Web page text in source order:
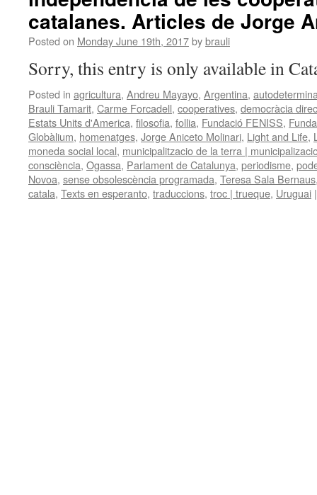
catalanes. Articles de Jorge
Posted on Monday June 19th, 2017bybrauli
Sorry, this entry is only available in
Posted in agricultura, Andreu Mayayo, Argentina,
Brauli Tamarit, Carme Forcadell, cooperatives, democràcia
Estats Units d'America, filosofia, follia, Fundació FENISS,
Globàlium, homenatges, Jorge Aniceto Molinari, Light and Life,
moneda social local, municipalitzacio de la terra |
consciència, Ogassa, Parlament de Catalunya, periodisme,
Novoa, sense obsolescència programada, Teresa Sala Bernaus
catala, Texts en esperanto, traduccions, troc | trueque, Uruguai |